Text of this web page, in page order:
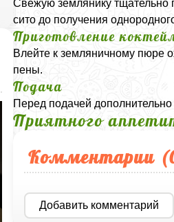
Свежую землянику тщательно
сито до получения
Приготовление
Влейте к земляничному пюре
пены.
Подача
Перед подачей
Приятного
Комментарии (
Добавить комментарий